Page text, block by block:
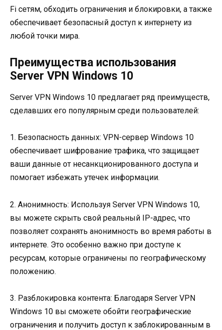
Fi сетям, обходить ограничения и блокировки, а также
обеспечивает безопасный доступ к интернету из
любой точки мира.
Преимущества использования
Server VPN Windows 10
Server VPN Windows 10 предлагает ряд преимуществ,
сделавших его популярным среди пользователей:
1. Безопасность данных: VPN-сервер Windows 10
обеспечивает шифрование трафика, что защищает
ваши данные от несанкционированного доступа и
помогает избежать утечек информации.
2. Анонимность: Используя Server VPN Windows 10,
вы можете скрыть свой реальный IP-адрес, что
позволяет сохранять анонимность во время работы в
интернете. Это особенно важно при доступе к
ресурсам, которые ограничены по географическому
положению.
3. Разблокировка контента: Благодаря Server VPN
Windows 10 вы сможете обойти географические
ограничения и получить доступ к заблокированным в